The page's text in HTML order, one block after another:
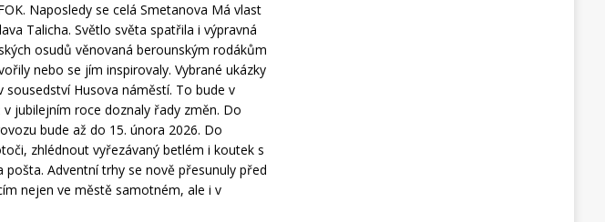
Naposledy se celá Smetanova Má vlast
Talicha. Světlo světa spatřila i výpravná
osudů věnovaná berounským rodákům
nebo se jím inspirovaly. Vybrané ukázky
Husova náměstí. To bude v
jubilejním roce doznaly řady změn. Do
bude až do 15. února 2026. Do
zhlédnout vyřezávaný betlém i koutek s
Adventní trhy se nově přesunuly před
nejen ve městě samotném, ale i v